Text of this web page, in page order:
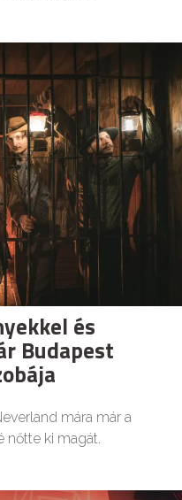
és
Budapest
mára már a
nőtte ki magát.